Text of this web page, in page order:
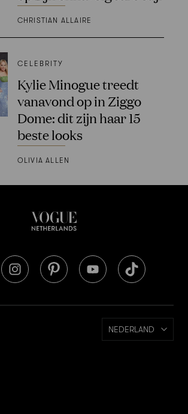
CHRISTIAN ALLAIRE
CELEBRITY
Kylie Minogue treedt
vanavond op in Ziggo
Dome: dit zijn haar 15
beste looks
OLIVIA ALLEN
NEDERLAND